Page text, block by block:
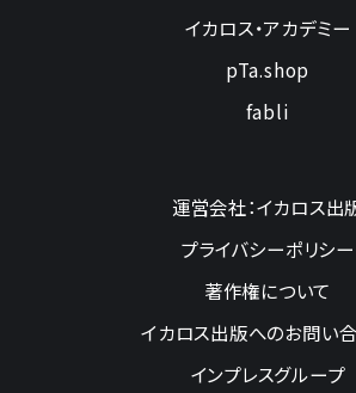
イカロス・アカデミー
pTa.shop
fabli
運営会社：イカロス出
プライバシーポリシー
著作権について
イカロス出版へのお問い
インプレスグループ